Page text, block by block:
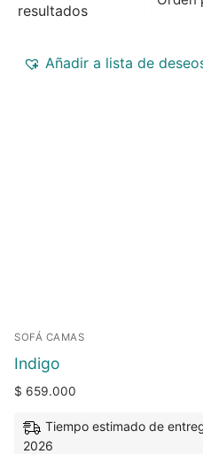
resultados
Añadir a lista de
SOFÁ CAMAS
Indigo
$ 659.000
Tiempo estimado de
2026